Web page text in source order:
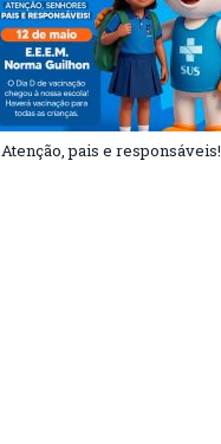
Atenção, pais e responsáveis!